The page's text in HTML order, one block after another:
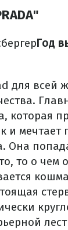
Год
для всей
которая
и мечтает
Она
то о чем